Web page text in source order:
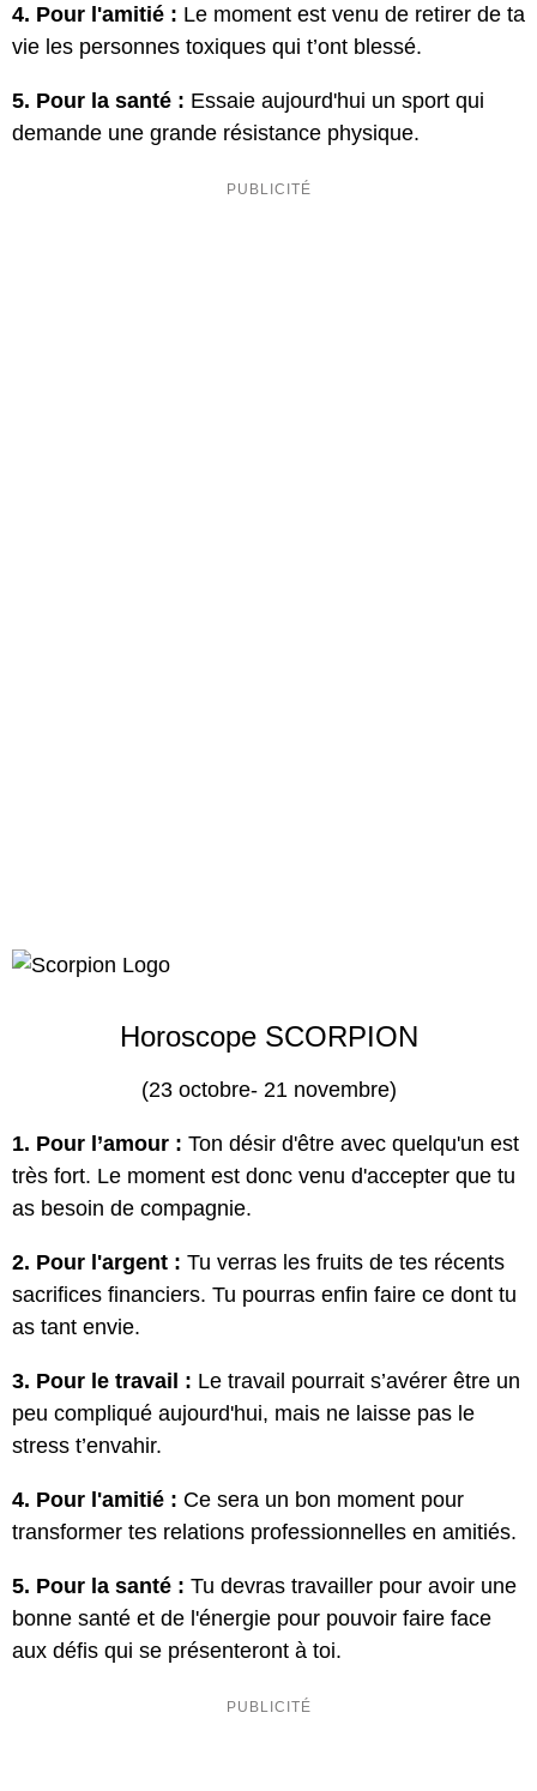
4. Pour l'amitié : Le moment est venu de retirer de ta
vie les personnes toxiques qui t’ont blessé.
5. Pour la santé : Essaie aujourd'hui un sport qui
demande une grande résistance physique.
Horoscope SCORPION
(23 octobre- 21 novembre)
1. Pour l’amour : Ton désir d'être avec quelqu'un est
très fort. Le moment est donc venu d'accepter que tu
as besoin de compagnie.
2. Pour l'argent : Tu verras les fruits de tes récents
sacrifices financiers. Tu pourras enfin faire ce dont tu
as tant envie.
3. Pour le travail : Le travail pourrait s’avérer être un
peu compliqué aujourd'hui, mais ne laisse pas le
stress t’envahir.
4. Pour l'amitié : Ce sera un bon moment pour
transformer tes relations professionnelles en amitiés.
5. Pour la santé : Tu devras travailler pour avoir une
bonne santé et de l'énergie pour pouvoir faire face
aux défis qui se présenteront à toi.